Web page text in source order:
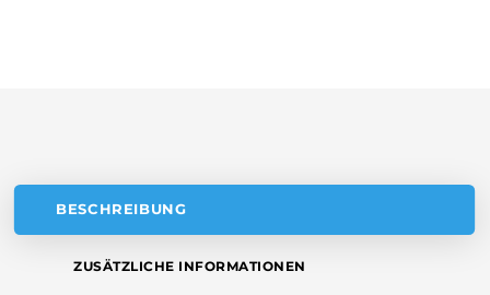
BESCHREIBUNG
ZUSÄTZLICHE INFORMATIONEN